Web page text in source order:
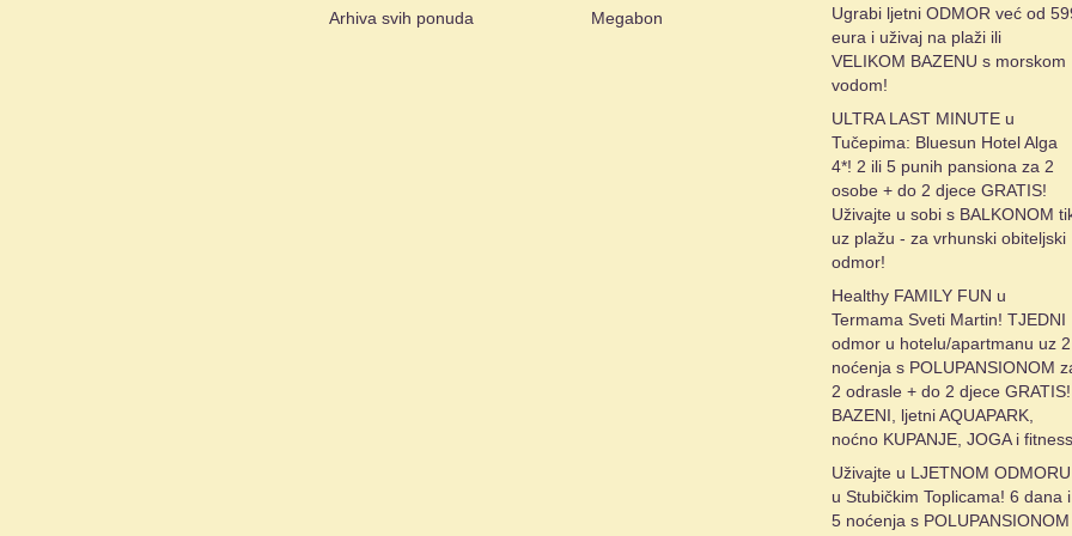
Arhiva svih ponuda
Megabon
Ugrabi ljetni ODMOR već od
eura i uživaj na plaži ili
VELIKOM BAZENU s morskom
vodom!
ULTRA LAST MINUTE u
Tučepima: Bluesun Hotel Alga
4*! 2 ili 5 punih pansiona za 2
osobe + do 2 djece GRATIS!
Uživajte u sobi s BALKONOM
uz plažu - za vrhunski obiteljski
odmor!
Healthy FAMILY FUN u
Termama Sveti Martin! TJEDNI
odmor u hotelu/apartmanu uz 2
noćenja s POLUPANSIONOM
2 odrasle + do 2 djece GRATIS!
BAZENI, ljetni AQUAPARK,
noćno KUPANJE, JOGA i
Uživajte u LJETNOM ODMORU
u Stubičkim Toplicama! 6 dana i
5 noćenja s POLUPANSIONOM